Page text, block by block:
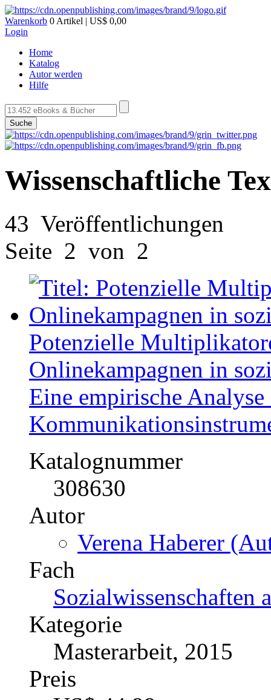
Warenkorb 0 Artikel | US$ 0,00
Login
Home
Katalog
Autor werden
Hilfe
Suche
Wissenschaftliche
43 Veröffentlichungen
Seite 2 von 2
Potenzielle
Onlinekampagnen in
Eine empirische Analyse
Katalognummer
308630
Autor
Verena Haberer
Fach
Sozialwissenschaften
Kategorie
Masterarbeit, 2015
Preis
US$ 44,99